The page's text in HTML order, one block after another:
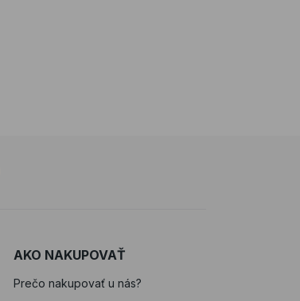
AKO NAKUPOVAŤ
Prečo nakupovať u nás?